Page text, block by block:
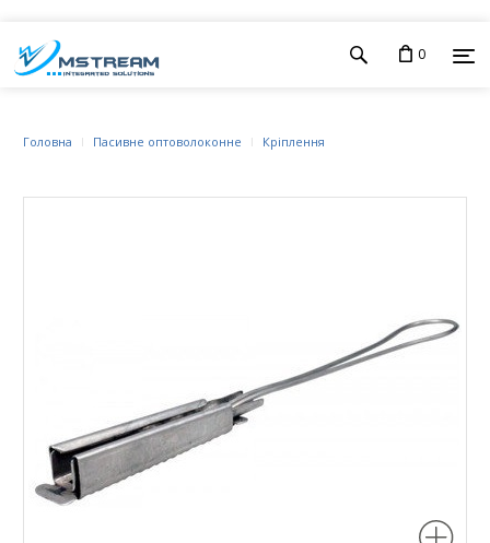
0
Головна Пасивне оптоволоконне Кріплення